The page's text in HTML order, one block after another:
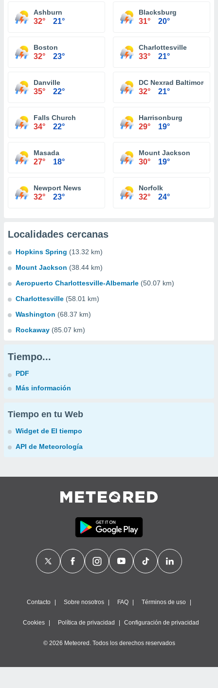
Ashburn
32° 21°
Blacksburg
31° 20°
Boston
32° 23°
Charlottesville
33° 21°
Danville
35° 22°
DC Nexrad Baltimore
32° 21°
Falls Church
34° 22°
Harrisonburg
29° 19°
Masada
27° 18°
Mount Jackson
30° 19°
Newport News
32° 23°
Norfolk
32° 24°
Localidades cercanas
Hopkins Spring (13.32 km)
Mount Jackson (38.44 km)
Aeropuerto Charlottesville-Albemarle (50.07 km)
Charlottesville (58.01 km)
Washington (68.37 km)
Rockaway (85.07 km)
Tiempo...
PDF
Más información
Tiempo en tu Web
Widget de El tiempo
API de Meteorología
Contacto Sobre nosotros FAQ Términos de uso
Cookies Política de privacidad Configuración de privacidad
© 2026 Meteored. Todos los derechos reservados